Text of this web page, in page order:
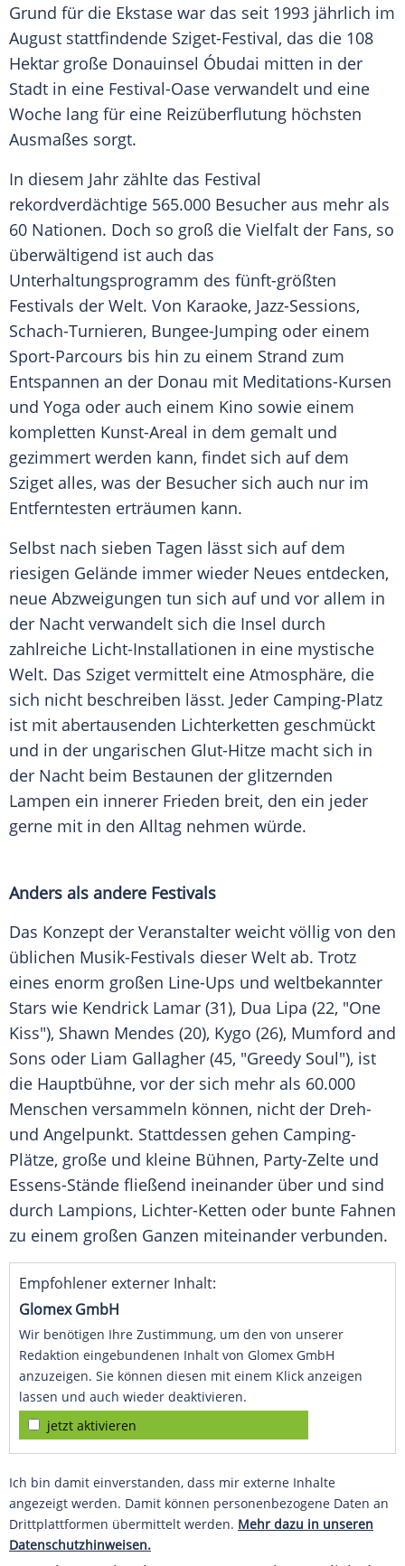
Grund für die Ekstase war das seit 1993 jährlich im
August stattfindende Sziget-Festival, das die 108
Hektar große Donauinsel Óbudai mitten in der
Stadt in eine Festival-Oase verwandelt und eine
Woche lang für eine Reizüberflutung höchsten
Ausmaßes sorgt.
In diesem Jahr zählte das Festival
rekordverdächtige 565.000 Besucher aus mehr als
60 Nationen. Doch so groß die Vielfalt der Fans, so
überwältigend ist auch das
Unterhaltungsprogramm des fünft-größten
Festivals der Welt. Von Karaoke, Jazz-Sessions,
Schach-Turnieren, Bungee-Jumping oder einem
Sport-Parcours bis hin zu einem Strand zum
Entspannen an der Donau mit Meditations-Kursen
und Yoga oder auch einem Kino sowie einem
kompletten Kunst-Areal in dem gemalt und
gezimmert werden kann, findet sich auf dem
Sziget alles, was der Besucher sich auch nur im
Entferntesten erträumen kann.
Selbst nach sieben Tagen lässt sich auf dem
riesigen Gelände immer wieder Neues entdecken,
neue Abzweigungen tun sich auf und vor allem in
der Nacht verwandelt sich die Insel durch
zahlreiche Licht-Installationen in eine mystische
Welt. Das Sziget vermittelt eine Atmosphäre, die
sich nicht beschreiben lässt. Jeder Camping-Platz
ist mit abertausenden Lichterketten geschmückt
und in der ungarischen Glut-Hitze macht sich in
der Nacht beim Bestaunen der glitzernden
Lampen ein innerer Frieden breit, den ein jeder
gerne mit in den Alltag nehmen würde.
Anders als andere Festivals
Das Konzept der Veranstalter weicht völlig von den
üblichen Musik-Festivals dieser Welt ab. Trotz
eines enorm großen Line-Ups und weltbekannter
Stars wie Kendrick Lamar (31), Dua Lipa (22, "One
Kiss"), Shawn Mendes (20), Kygo (26), Mumford and
Sons oder Liam Gallagher (45, "Greedy Soul"), ist
die Hauptbühne, vor der sich mehr als 60.000
Menschen versammeln können, nicht der Dreh-
und Angelpunkt. Stattdessen gehen Camping-
Plätze, große und kleine Bühnen, Party-Zelte und
Essens-Stände fließend ineinander über und sind
durch Lampions, Lichter-Ketten oder bunte Fahnen
zu einem großen Ganzen miteinander verbunden.
Empfohlener externer Inhalt:
Glomex GmbH
Wir benötigen Ihre Zustimmung, um den von unserer
Redaktion eingebundenen Inhalt von Glomex GmbH
anzuzeigen. Sie können diesen mit einem Klick anzeigen
lassen und auch wieder deaktivieren.
jetzt aktivieren
Ich bin damit einverstanden, dass mir externe Inhalte
angezeigt werden. Damit können personenbezogene Daten an
Drittplattformen übermittelt werden. Mehr dazu in unseren
Datenschutzhinweisen.